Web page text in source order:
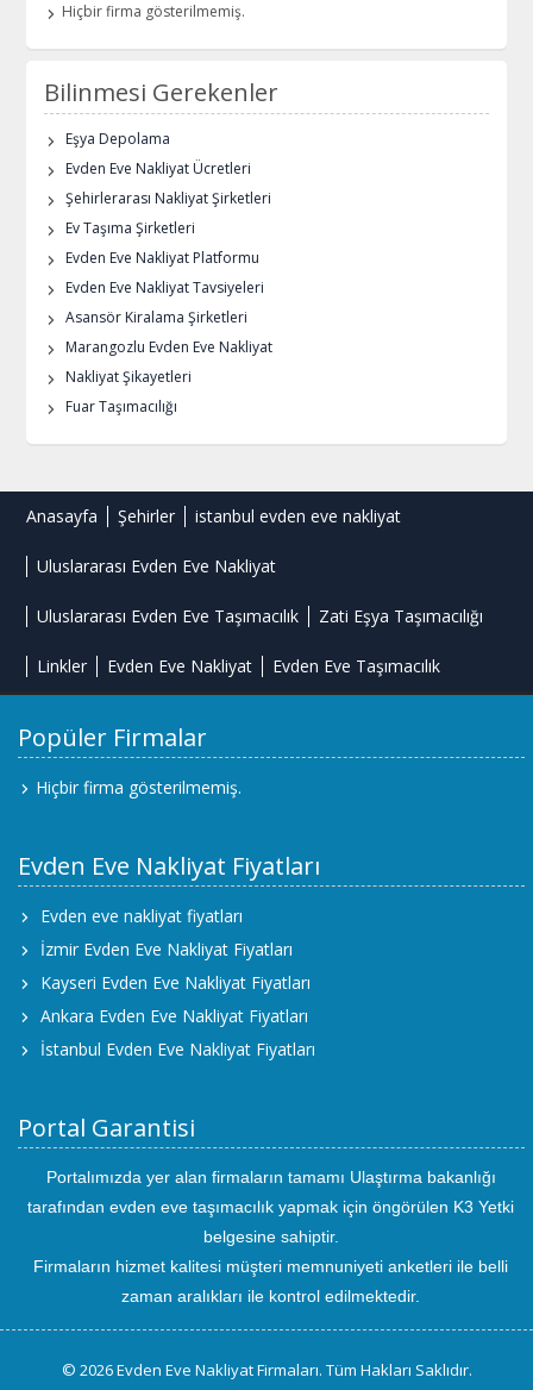
Hiçbir firma gösterilmemiş.
Bilinmesi Gerekenler
Eşya Depolama
Evden Eve Nakliyat Ücretleri
Şehirlerarası Nakliyat Şirketleri
Ev Taşıma Şirketleri
Evden Eve Nakliyat Platformu
Evden Eve Nakliyat Tavsiyeleri
Asansör Kiralama Şirketleri
Marangozlu Evden Eve Nakliyat
Nakliyat Şikayetleri
Fuar Taşımacılığı
Anasayfa Şehirler istanbul evden eve nakliyat
Uluslararası Evden Eve Nakliyat
Uluslararası Evden Eve Taşımacılık Zati Eşya Taşımacılığı
Linkler Evden Eve Nakliyat Evden Eve Taşımacılık
Popüler Firmalar
Hiçbir firma gösterilmemiş.
Evden Eve Nakliyat Fiyatları
Evden eve nakliyat fiyatları
İzmir Evden Eve Nakliyat Fiyatları
Kayseri Evden Eve Nakliyat Fiyatları
Ankara Evden Eve Nakliyat Fiyatları
İstanbul Evden Eve Nakliyat Fiyatları
Portal Garantisi
Portalımızda yer alan firmaların tamamı Ulaştırma bakanlığı
tarafından evden eve taşımacılık yapmak için öngörülen K3 Yetki
belgesine sahiptir.
Firmaların hizmet kalitesi müşteri memnuniyeti anketleri ile belli
zaman aralıkları ile kontrol edilmektedir.
© 2026 Evden Eve Nakliyat Firmaları. Tüm Hakları Saklıdır.